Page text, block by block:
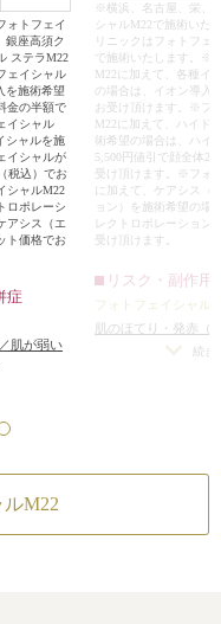
ォトフェイ
銀座高須ク
ステラM22
ェイシャル
を施術希望
金の半額で
イシャル
シャルを施
イシャルが
税込）でお
シャルM22
ロポレーシ
アシス（エ
ト価格でお
症
肌が弱い
※横浜、名古屋、栄、
シャルM22で施術いた
リニックはフォトフェ
で施術いたします。※
M22に加えて、各種イ
の場合は、イオン導入
お受け頂けます。※フ
M22に加えて、ハイド
術希望の場合は、ハイ
5,500円値引で顔全体
受け頂けます。※フォ
に加えて、ケアシス（
ョン）を施術希望の場
レクトロポレーション
受け頂けます。
リスク・副作用
フォトフェイシャル
肌のほてり・発赤（
方・敏感肌の方）続き
M22